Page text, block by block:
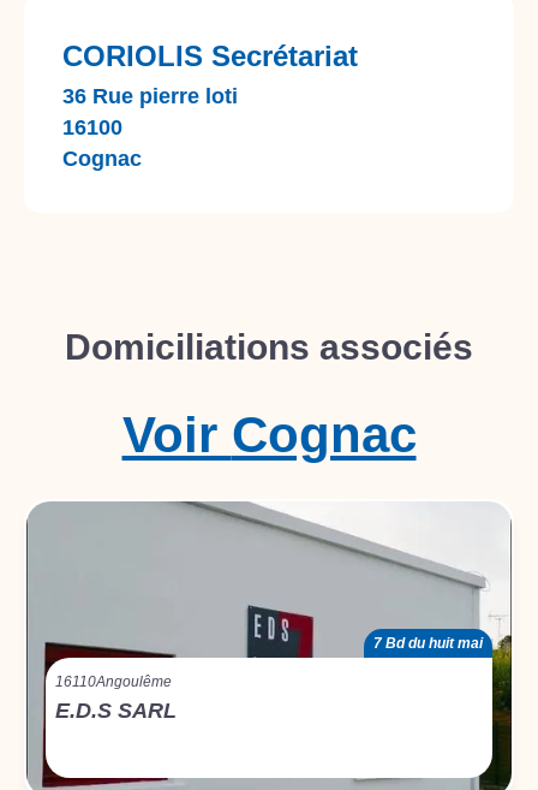
CORIOLIS Secrétariat
36 Rue pierre loti
16100
Cognac
Domiciliations associés
Cognac
Voir
7 Bd du huit mai
16110Angoulême
E.D.S SARL